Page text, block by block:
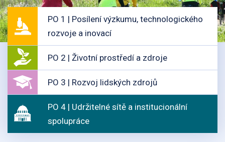
PO 1 | Posílení výzkumu, technologického
rozvoje a inovací
PO 2 | Životní prostředí a zdroje
PO 3 | Rozvoj lidských zdrojů
PO 4 | Udržitelné sítě a institucionální
spolupráce